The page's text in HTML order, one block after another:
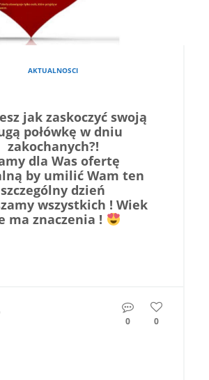
AKTUALNOSCI
jak zaskoczyć swoją
połówkę w dniu
zakochanych?!
dla Was ofertę
by umilić Wam ten
szczególny dzień
wszystkich ! Wiek
ma znaczenia !
0 0